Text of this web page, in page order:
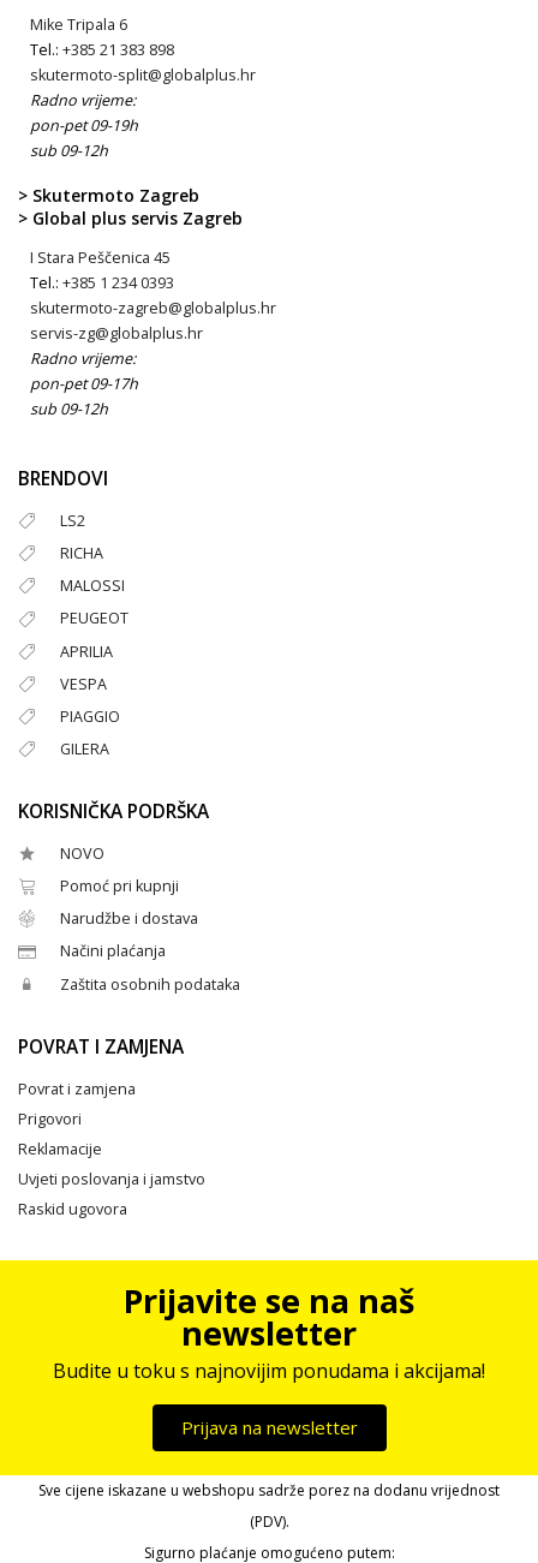
Mike Tripala 6
Tel.: +385 21 383 898
skutermoto-split@globalplus.hr
Radno vrijeme:
pon-pet 09-19h
sub 09-12h
> Skutermoto Zagreb
> Global plus servis Zagreb
I Stara Peščenica 45
Tel.: +385 1 234 0393
skutermoto-zagreb@globalplus.hr
servis-zg@globalplus.hr
Radno vrijeme:
pon-pet 09-17h
sub 09-12h
BRENDOVI
LS2
RICHA
MALOSSI
PEUGEOT
APRILIA
VESPA
PIAGGIO
GILERA
KORISNIČKA PODRŠKA
NOVO
Pomoć pri kupnji
Narudžbe i dostava
Načini plaćanja
Zaštita osobnih podataka
POVRAT I ZAMJENA
Povrat i zamjena
Prigovori
Reklamacije
Uvjeti poslovanja i jamstvo
Raskid ugovora
Prijavite se na naš
newsletter
Budite u toku s najnovijim ponudama i akcijama!
Prijava na newsletter
Sve cijene iskazane u webshopu sadrže porez na dodanu vrijednost
(PDV).
Sigurno plaćanje omogućeno putem: